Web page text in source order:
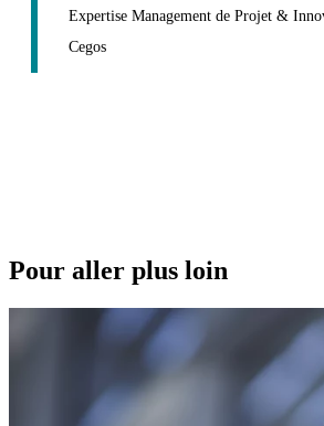
Expertise Management de Projet &
Cegos
Pour aller plus loin